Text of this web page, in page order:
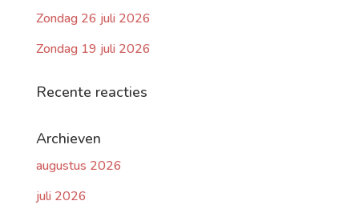
Zondag 26 juli 2026
Zondag 19 juli 2026
Recente reacties
Archieven
augustus 2026
juli 2026